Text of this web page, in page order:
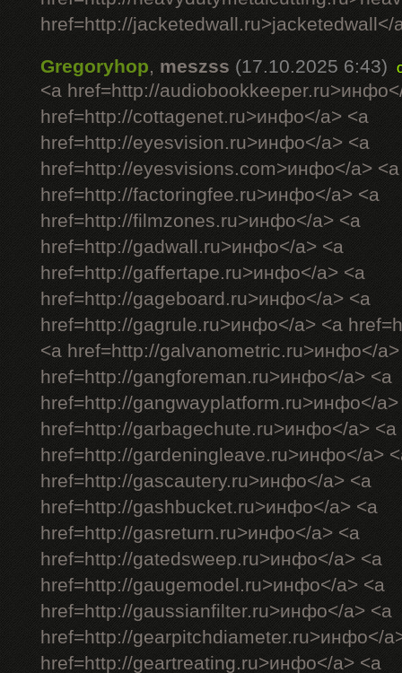
href=http://jacketedwall.ru>jacketedwall</
Gregoryhop,meszss (17.10.2025 6:43)
<a href=http://
href=http://cottagenet.ru>инфо</a> <a
href=http://eyesvision.ru>инфо</a> <a
href=http://eyesvisions.com>инфо</a> <a
href=http://factoringfee.ru>инфо</a> <a
href=http://filmzones.ru>инфо</a> <a
href=http://gadwall.ru>инфо</a> <a
href=http://gaffertape.ru>инфо</a> <a
href=http://gageboard.ru>инфо</a> <a
href=http://gagrule.ru>инфо</a> <a
<a href=http://galvanometric.ru>инфо</
href=http://gangforeman.ru>инфо</a> <a
href=http://gangwayplatform.ru>инфо</a>
href=http://garbagechute.ru>инфо</a> <a
href=http://gardeningleave.ru>инфо</a>
href=http://gascautery.ru>инфо</a> <a
href=http://gashbucket.ru>инфо</a> <a
href=http://gasreturn.ru>инфо</a> <a
href=http://gatedsweep.ru>инфо</a> <a
href=http://gaugemodel.ru>инфо</a> <a
href=http://gaussianfilter.ru>инфо</a> <a
href=http://gearpitchdiameter.ru>инфо</
href=http://geartreating.ru>инфо</a> <a